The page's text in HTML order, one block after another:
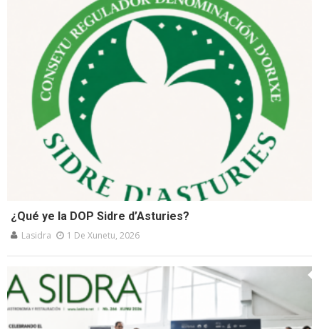
¿Qué ye la DOP Sidre d’Asturies?
Lasidra 1 De Xunetu, 2026